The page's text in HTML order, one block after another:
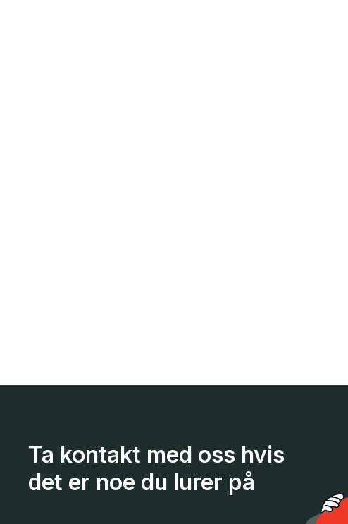
Ta kontakt med oss hvis
det er noe du lurer på